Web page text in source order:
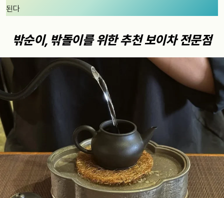
된다
밖순이, 밖돌이를 위한 추천 보이차 전문점